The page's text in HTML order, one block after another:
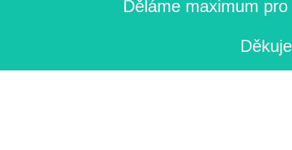
Děláme maximum